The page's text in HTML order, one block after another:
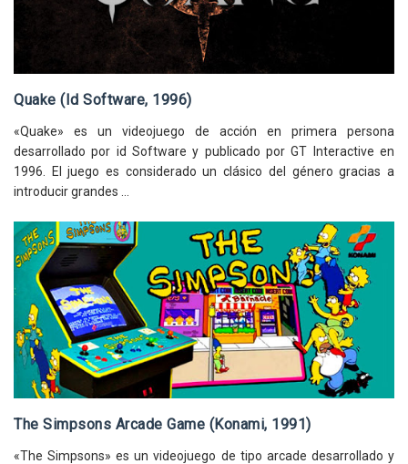
Quake (Id Software, 1996)
«Quake» es un videojuego de acción en primera persona
desarrollado por id Software y publicado por GT Interactive en
1996. El juego es considerado un clásico del género gracias a
introducir grandes ...
The Simpsons Arcade Game (Konami, 1991)
«The Simpsons» es un videojuego de tipo arcade desarrollado y